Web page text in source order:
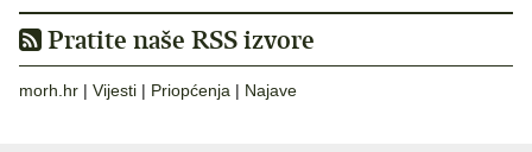
Pratite naše RSS izvore
morh.hr | Vijesti | Priopćenja | Najave